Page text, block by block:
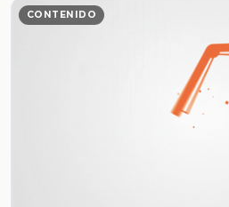
CONTENIDO